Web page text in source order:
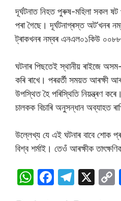
দূৰ্ঘটনাত নিহত পুৰুষ-মহিলা সকল ষট
পৰা গৈছে। দূৰ্ঘটনাগ্ৰস্ত
ট্ৰাকখনৰ নম্বৰ এনএল০১কিউ
ঘটনাৰ পিছতেই স্থানীয় ৰাইজে
কৰি ৰাখে। পৰৱৰ্তী সময়ত আৰক্ষী
উপস্থিত হৈ পৰিস্থিতি নিয়ন্ত্ৰণ
চালকক বিচাৰি অনুসন্ধান অব্যাহত
উল্লেখ্য যে এই ঘটনাৰ বাবে শোক
বিশ্ব শৰ্মাই। তেওঁ আৰক্ষীক
W F
T
X